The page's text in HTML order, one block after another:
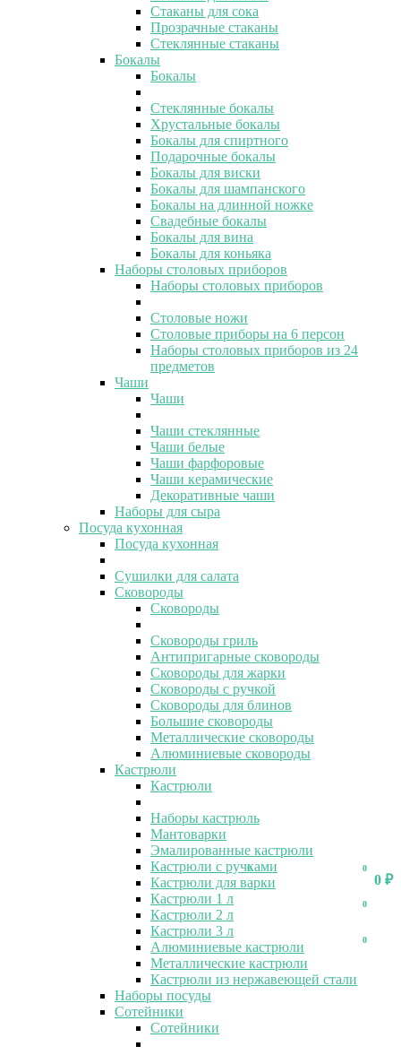
0
0 ₽
0
0
0
Стаканы для сока
Прозрачные стаканы
Стеклянные стаканы
Бокалы
Бокалы
Стеклянные бокалы
Хрустальные бокалы
Бокалы для спиртного
Подарочные бокалы
Бокалы для виски
Бокалы для шампанского
Бокалы на длинной ножке
Свадебные бокалы
Бокалы для вина
Бокалы для коньяка
Наборы столовых приборов
Наборы столовых приборов
Столовые ножи
Столовые приборы на 6 персон
Наборы столовых приборов из 24
предметов
Чаши
Чаши
Чаши стеклянные
Чаши белые
Чаши фарфоровые
Чаши керамические
Декоративные чаши
Наборы для сыра
Посуда кухонная
Посуда кухонная
Сушилки для салата
Сковороды
Сковороды
Сковороды гриль
Антипригарные сковороды
Сковороды для жарки
Сковороды с ручкой
Сковороды для блинов
Большие сковороды
Металлические сковороды
Алюминиевые сковороды
Кастрюли
Кастрюли
Наборы кастрюль
Мантоварки
Эмалированные кастрюли
Кастрюли с ручками
Кастрюли для варки
Кастрюли 1 л
Кастрюли 2 л
Кастрюли 3 л
Алюминиевые кастрюли
Металлические кастрюли
Кастрюли из нержавеющей стали
Наборы посуды
Сотейники
Сотейники